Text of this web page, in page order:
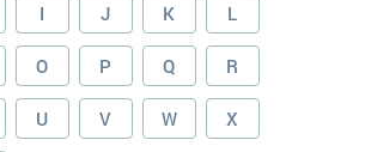
I J K L
O P Q R
U V W X